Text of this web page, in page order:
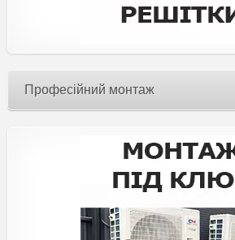
Професійний монтаж